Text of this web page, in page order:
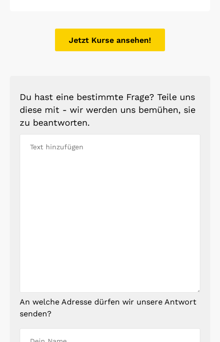
Jetzt Kurse ansehen!
Du hast eine bestimmte Frage? Teile uns
diese mit - wir werden uns bemühen, sie
zu beantworten.
An welche Adresse dürfen wir unsere Antwort
senden?